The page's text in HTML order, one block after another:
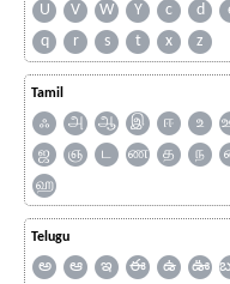
U
V W Y c d
q
r s t x z
Tamil
ஃ அ ஆ இ ஈ உ
ஜ
ஞ ட ண த ந
ஹ
Telugu
అ ఆ ఇ ఈ ఉ ఊ